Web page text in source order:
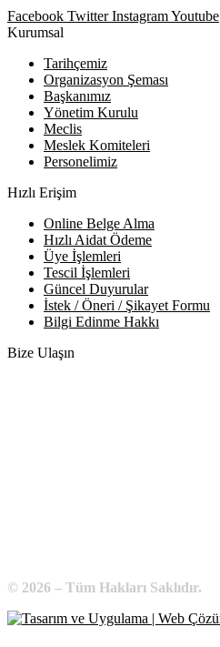
Facebook Twitter InstagramYoutube
Kurumsal
Tarihçemiz
Organizasyon Şeması
Başkanımız
Yönetim Kurulu
Meclis
Meslek Komiteleri
Personelimiz
Hızlı Erişim
Online Belge Alma
Hızlı Aidat Ödeme
Üye İşlemleri
Tescil İşlemleri
Güncel Duyurular
İstek / Öneri / Şikayet Formu
Bilgi Edinme Hakkı
Bize Ulaşın
© 2026 – Tüm Hakları Saklıdır.